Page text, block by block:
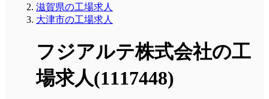
滋賀県の工場求人
大津市の工場求人
フジアルテ株式会社の工
場求人(1117448)